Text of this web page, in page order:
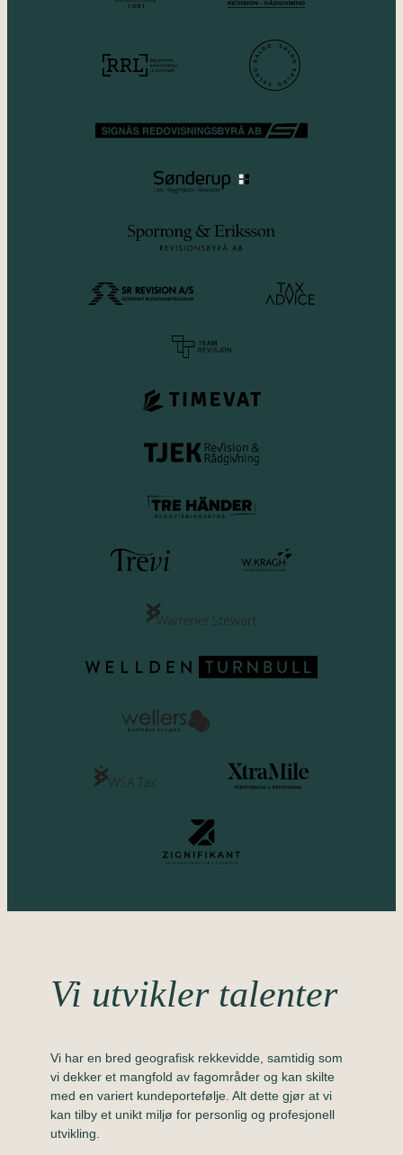
Vi utvikler talenter
Vi har en bred geografisk rekkevidde, samtidig som
vi dekker et mangfold av fagområder og kan skilte
med en variert kundeportefølje. Alt dette gjør at vi
kan tilby et unikt miljø for personlig og profesjonell
utvikling.